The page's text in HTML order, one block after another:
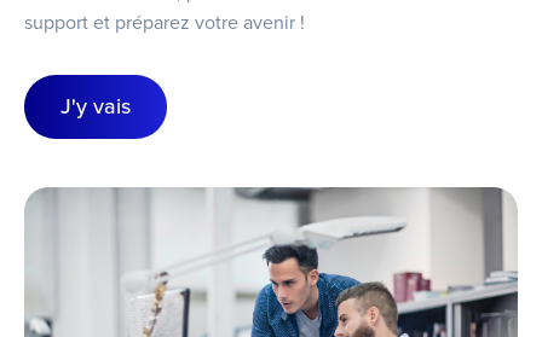
support et préparez votre avenir !
J'y vais